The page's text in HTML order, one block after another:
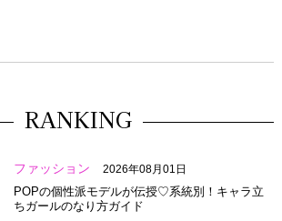
RANKING
ファッション 2026年08月01日
POPの個性派モデルが伝授♡系統別！キャラ立
ちガールのなり方ガイド